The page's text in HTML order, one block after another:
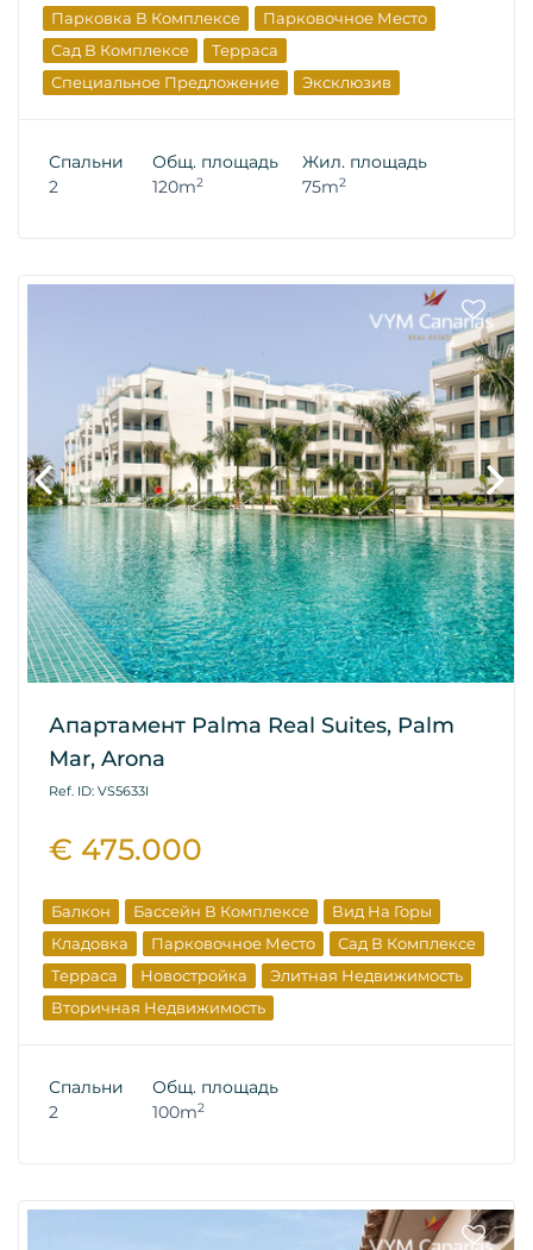
Парковка В Комплексе
Парковочное Место
Сад В Комплексе
Терраса
Специальное Предложение
Эксклюзив
Спальни
2
Общ. площадь
120m2
Жил. площадь
75m2
Апартамент Palma Real Suites, Palm
Mar, Arona
Ref. ID: VS5633I
€ 475.000
Балкон Бассейн В Комплексе
Вид На Горы
Кладовка
Парковочное Место
Сад В Комплексе
Терраса
Новостройка
Элитная Недвижимость
Вторичная Недвижимость
Спальни
2
Общ. площадь
100m2